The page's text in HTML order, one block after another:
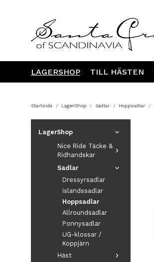
LAGERSHOP TILL HÄSTEN
Startsida / LagerShop / Sadlar / Hoppsadlar /
LagerShop
Nice Ride Täcke &
Ridhandskar
Sadlar
Dressyrsadlar
Islandssadlar
Hoppsadlar
Allroundsadlar
Ponnysadlar
UG-klossar /
Koppjärn
Häst